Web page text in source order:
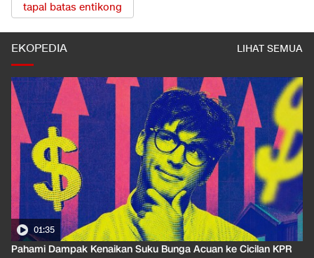
tapal batas entikong
EKOPEDIA LIHAT SEMUA
01:35
Pahami Dampak Kenaikan Suku Bunga Acuan ke Cicilan KPR